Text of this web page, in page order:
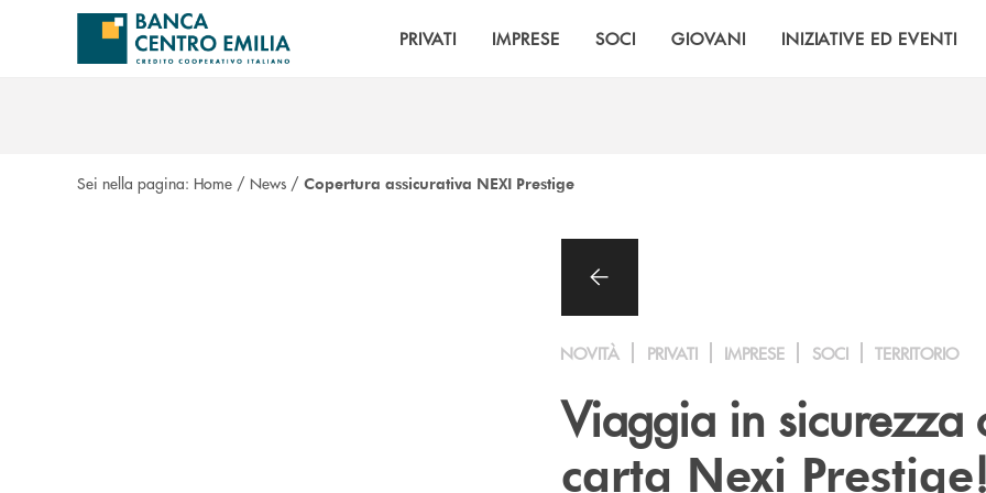
Salta al contenuto principale
PRIVATI IMPRESE SOCI GIOVANI INIZIATIVE ED EVENTI
Sei nella pagina: Home / News / Copertura assicurativa NEXI Prestige
NOVITÀ PRIVATI IMPRESE SOCI TERRITORIO
Viaggia in sicurezza
carta Nexi Prestige